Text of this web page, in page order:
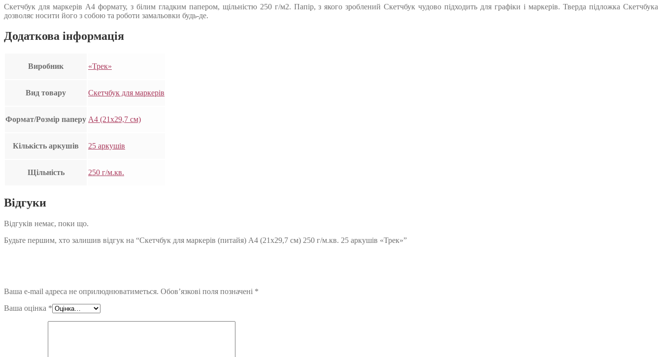
Скетчбук для маркерів А4 формату, з білим гладким папером, щільністю 250 г/м2. Папір, з якого зроблений Скетчбук чудово підходить для графіки і маркерів. Тверда підложка Скетчбука
дозволяє носити його з собою та роботи замальовки будь-де.
Додаткова інформація
Виробник «Трек»
Вид товару Скетчбук для маркерів
Формат/Розмір паперу А4 (21х29,7 см)
Кількість аркушів 25 аркушів
Щільність 250 г/м.кв.
Відгуки
Відгуків немає, поки що.
Будьте першим, хто залишив відгук на “Скетчбук для маркерів (питайя) А4 (21х29,7 см) 250 г/м.кв. 25 аркушів «Трек»”
Ваша e-mail адреса не оприлюднюватиметься. Обов’язкові поля позначені *
Ваша оцінка *